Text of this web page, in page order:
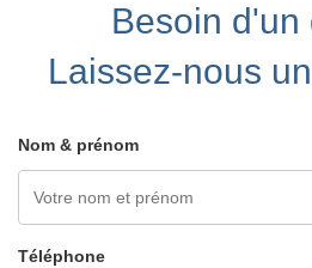
Besoin d'un
Laissez-nous
Nom & prénom
Téléphone